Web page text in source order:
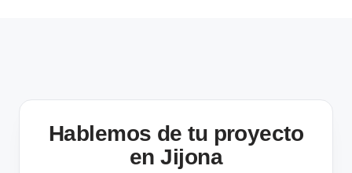
Hablemos de tu proyecto
en Jijona